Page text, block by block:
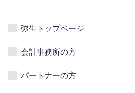
弥生トップページ
会計事務所の方
パートナーの方